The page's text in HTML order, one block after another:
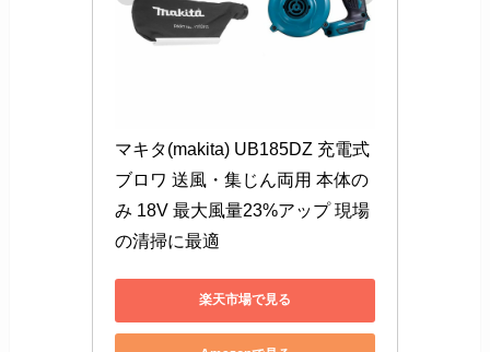
マキタ(makita) UB185DZ 充電式
ブロワ 送風・集じん両用 本体の
み 18V 最大風量23%アップ 現場
の清掃に最適
楽天市場で見る